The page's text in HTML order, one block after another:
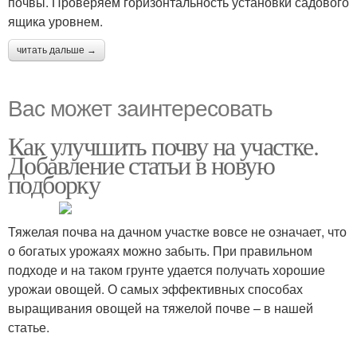
ящика уровнем.
читать дальше →
Вас может заинтересовать
Как улучшить почву на участке.
Добавление статьи в новую
подборку
Тяжелая почва на дачном участке вовсе не означает, что
о богатых урожаях можно забыть. При правильном
подходе и на таком грунте удается получать хорошие
урожаи овощей. О самых эффективных способах
выращивания овощей на тяжелой почве – в нашей
статье.